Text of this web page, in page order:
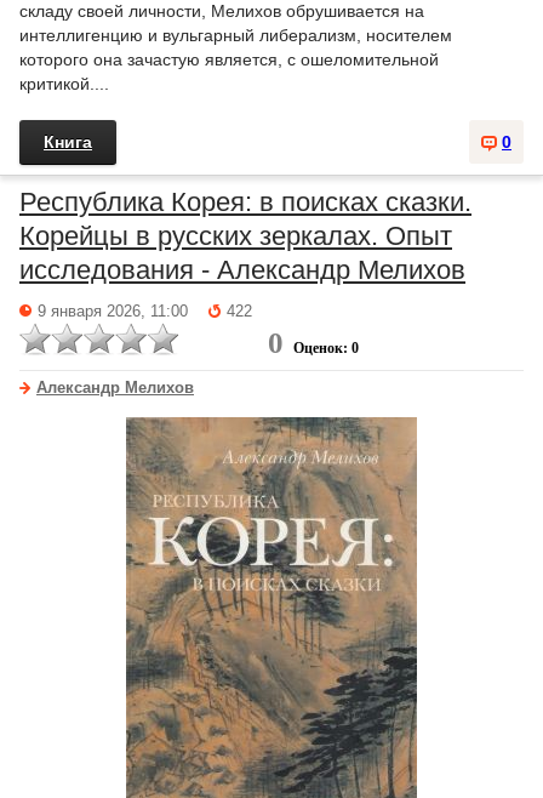
складу своей личности, Мелихов обрушивается на
интеллигенцию и вульгарный либерализм, носителем
которого она зачастую является, с ошеломительной
критикой....
0
Книга
Республика Корея: в поисках сказки.
Корейцы в русских зеркалах. Опыт
исследования - Александр Мелихов
9 января 2026, 11:00 422
0 Оценок: 0
Александр Мелихов